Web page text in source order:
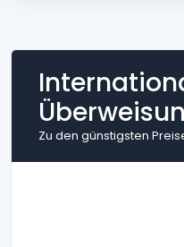
Zu den günstigsten